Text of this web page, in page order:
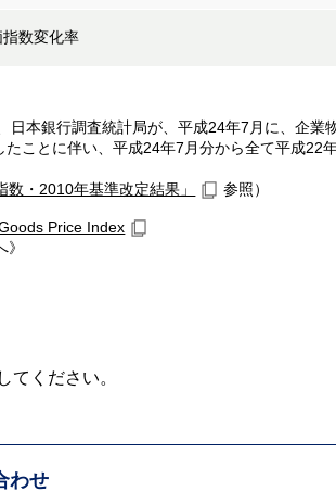
数変化率
日本銀行調査統計局が、平成24年7月に、企業
ことに伴い、平成24年7月分から全て平成22
・2010年基準改定結果」 参照）
Price Index
てください。
わせ